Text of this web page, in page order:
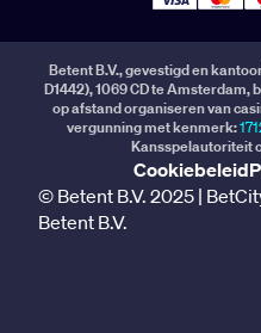
Betent B.V., gevestigd en
D1442), 1069 CD te
op afstand organiseren van
vergunning met kenmerk:
Kansspelautoriteit
Cookiebeleid
© Betent B.V. 2025 |
Betent B.V.